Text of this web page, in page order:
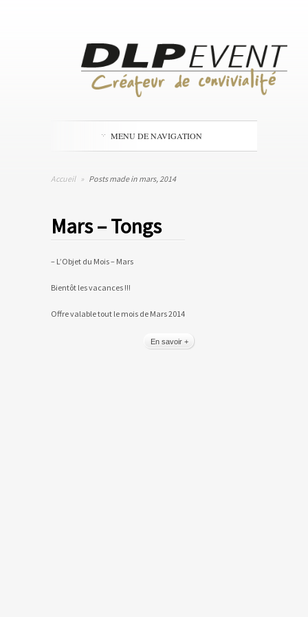
MENU DE NAVIGATION
Accueil » Posts made in mars, 2014
Mars – Tongs
– L’Objet du Mois – Mars
Bientôt les vacances !!!
Offre valable tout le mois de Mars 2014
En savoir +